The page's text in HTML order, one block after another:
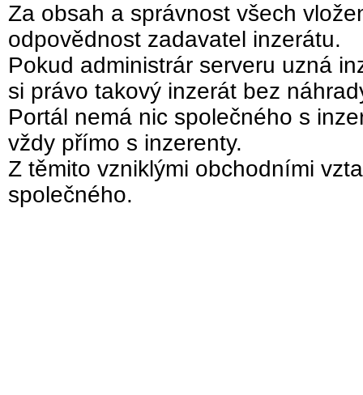
Za obsah a správnost všech
odpovědnost zadavatel inzerátu.
Pokud administrár serveru uzná
si právo takový inzerát bez
Portál nemá nic společného s
vždy přímo s inzerenty.
Z těmito vzniklými obchodními
společného.